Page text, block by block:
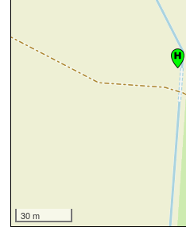
30 m